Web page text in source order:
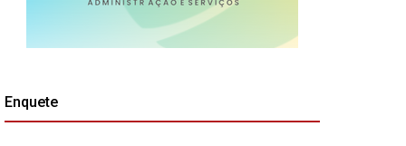
Enquete